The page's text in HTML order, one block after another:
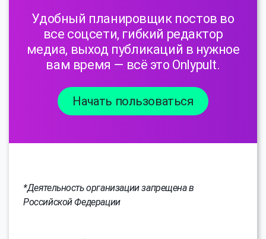
Удобный планировщик постов во
все соцсети, гибкий редактор
медиа, выход публикаций в нужное
вам время — всё это Onlypult.
Начать пользоваться
*Деятельность организации запрещена в
Российской Федерации